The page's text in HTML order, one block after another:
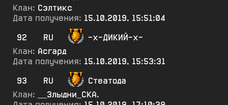
Клан: Сэлтикс
Дата получения: 15.10.2019, 15:51:04
92
RU
-х-ДИКИЙ-х-
Клан: Асгард
Дата получения: 15.10.2019, 15:53:31
93
RU
Стеатода
Клан:
__Злыдни_СКА.